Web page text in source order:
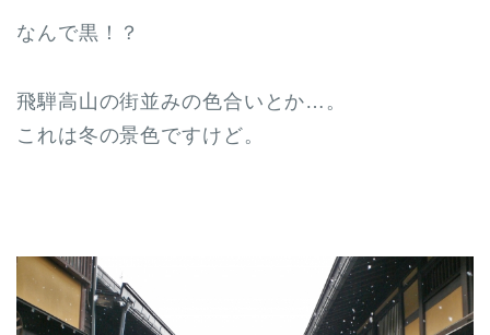
なんで黒！？
飛騨高山の街並みの色合いとか…。
これは冬の景色ですけど。